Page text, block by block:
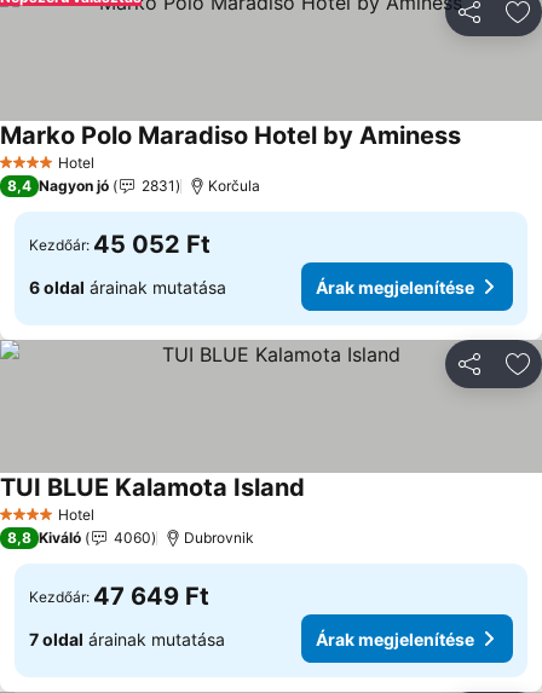
4 KategóriaHotel
Marko Polo Maradiso Hotel by AminessÁrak
8,4 Nagyon jó 2831 Korčula
Kezdőár: 45 052 Ft
6 oldal árainak mutatása Árak megjelenítése
4 KategóriaHotel
TUI BLUE Kalamota Island
8,8 Kiváló 4060 Dubrovnik
Kezdőár: 47 649 Ft
7 oldal árainak mutatása Árak megjelenítése